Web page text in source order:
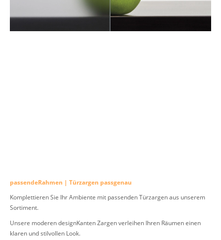
passendeRahmen | Türzargen passgenau
Komplettieren Sie Ihr Ambiente mit passenden Türzargen aus unserem
Sortiment.
Unsere moderen designKanten Zargen verleihen Ihren Räumen einen
klaren und stilvollen Look.